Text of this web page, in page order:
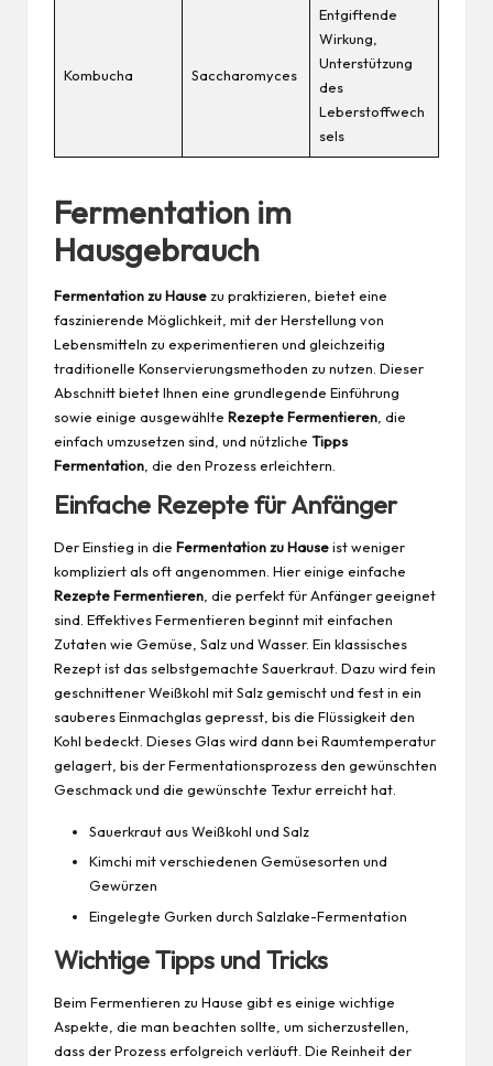
Kombucha Saccharomyces
Entgiftende
Wirkung,
Unterstützung
des
Leberstoffwech
sels
Fermentation im
Hausgebrauch
Fermentation zu Hause zu praktizieren, bietet eine
faszinierende Möglichkeit, mit der Herstellung von
Lebensmitteln zu experimentieren und gleichzeitig
traditionelle Konservierungsmethoden zu nutzen. Dieser
Abschnitt bietet Ihnen eine grundlegende Einführung
sowie einige ausgewählte RezepteFermentieren , die
einfach umzusetzen sind, und nützliche Tipps
Fermentation , die den Prozess erleichtern.
Einfache Rezepte für Anfänger
Der Einstieg in die Fermentation zu Hauseist weniger
kompliziert als oft angenommen. Hier einige einfache
Rezepte Fermentieren, die perfekt für Anfänger geeignet
sind. Effektives Fermentieren beginnt mit einfachen
Zutaten wie Gemüse, Salz und Wasser. Ein klassisches
Rezept ist das selbstgemachte Sauerkraut. Dazu wird fein
geschnittener Weißkohl mit Salz gemischt und fest in ein
sauberes Einmachglas gepresst, bis die Flüssigkeit den
Kohl bedeckt. Dieses Glas wird dann bei Raumtemperatur
gelagert, bis der Fermentationsprozess den gewünschten
Geschmack und die gewünschte Textur erreicht hat.
Sauerkraut aus Weißkohl und Salz
Kimchi mit verschiedenen Gemüsesorten und
Gewürzen
Eingelegte Gurken durch Salzlake-Fermentation
Wichtige Tipps und Tricks
Beim Fermentieren zu Hause gibt es einige wichtige
Aspekte, die man beachten sollte, um sicherzustellen,
dass der Prozess erfolgreich verläuft. Die Reinheit der